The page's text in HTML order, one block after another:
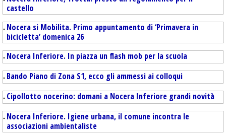
castello
Nocera si Mobilita. Primo appuntamento di ‘Primavera in
bicicletta’ domenica 26
Nocera Inferiore. In piazza un flash mob per la scuola
I DOCENTI BOCCIANO RENZI
Bando Piano di Zona S1, ecco gli ammessi ai colloqui
Cipollotto nocerino: domani a Nocera Inferiore grandi novità
Nocera Inferiore. Igiene urbana, il comune incontra le
associazioni ambientaliste